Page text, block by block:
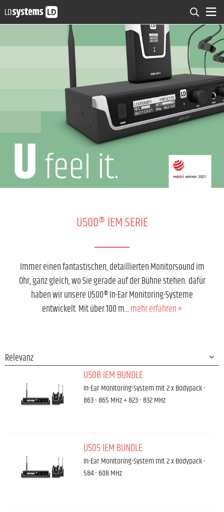
U500® IEM SERIE
Immer einen fantastischen, detaillierten Monitorsound im
Ohr, ganz gleich, wo Sie gerade auf der Bühne stehen: dafür
haben wir unsere U500® In-Ear Monitoring-Systeme
entwickelt. Mit über 100 m...mehr erfahren »
U508 IEM BUNDLE
In-Ear Monitoring-System mit 2 x Bodypack -
863 - 865 MHz + 823 - 832 MHz
U505 IEM BUNDLE
In-Ear Monitoring-System mit 2 x Bodypack -
584 - 608 MHz